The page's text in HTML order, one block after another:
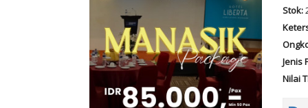
Stok:
Jenis
Nilai